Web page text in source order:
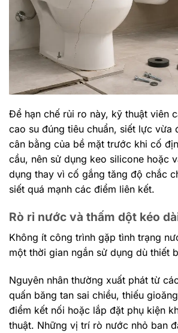
Để hạn chế rủi ro này, kỹ thuật viên
cao su đúng tiêu chuẩn, siết lực vừa
cân bằng của bề mặt trước khi cố
cầu, nên sử dụng keo silicone hoặc
dụng thay vì cố gắng tăng độ chắc
siết quá mạnh các điểm liên kết.
Rò rỉ nước và thấm dột kéo
Không ít công trình gặp tình trạng
một thời gian ngắn sử dụng dù thiết
Nguyên nhân thường xuất phát từ
quấn băng tan sai chiều, thiếu
điểm kết nối hoặc lắp đặt phụ kiện
thuật. Những vị trí rò nước nhỏ ban